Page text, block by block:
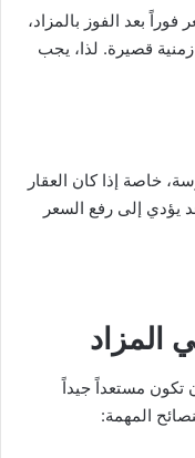
بعد الفوز بالمزاد،
قصيرة. لذا، يجب
خاصة إذا كان العقار
يؤدي إلى رفع السعر
المزاد
تكون مستعداً جيداً
المهمة: